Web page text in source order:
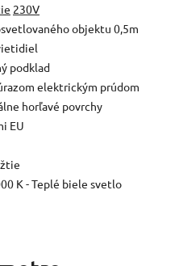
230V
objektu 0,5m
podklad
elektrickým prúdom
horľavé povrchy
EU
K - Teplé biele svetlo